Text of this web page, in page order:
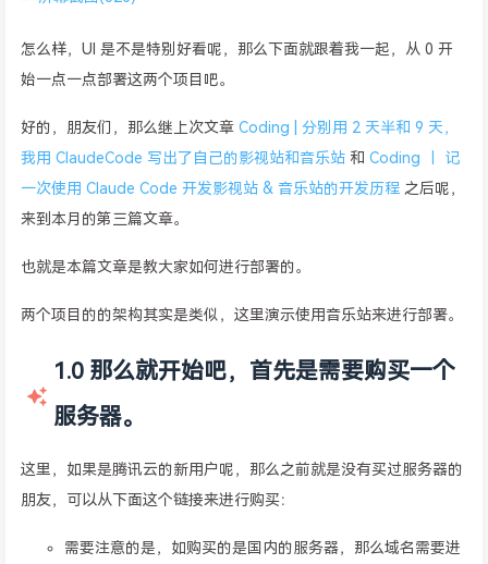
怎么样，UI 是不是特别好看呢，那么下面就跟着我一起，从 0 开
始一点一点部署这两个项目吧。
好的，朋友们，那么继上次文章 Coding | 分别用 2 天半和 9 天，
我用 ClaudeCode 写出了自己的影视站和音乐站 和 Coding ｜ 记
一次使用 Claude Code 开发影视站 & 音乐站的开发历程 之后呢，
来到本月的第三篇文章。
也就是本篇文章是教大家如何进行部署的。
两个项目的的架构其实是类似，这里演示使用音乐站来进行部署。
1.0 那么就开始吧，首先是需要购买一个
服务器。
这里，如果是腾讯云的新用户呢，那么之前就是没有买过服务器的
朋友，可以从下面这个链接来进行购买：
需要注意的是，如购买的是国内的服务器，那么域名需要进